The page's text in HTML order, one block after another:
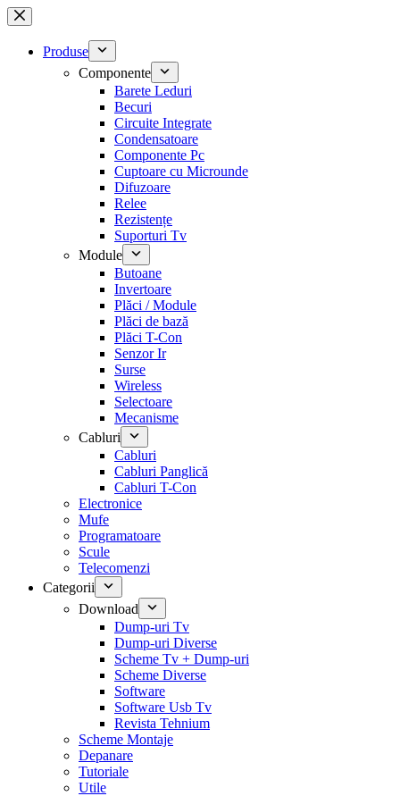
Sari
la
conținutProduse
Componente
Barete Leduri
Becuri
Circuite Integrate
Condensatoare
Componente Pc
Cuptoare cu Microunde
Difuzoare
Relee
Rezistențe
Suporturi Tv
Module
Butoane
Invertoare
Plăci / Module
Plăci de bază
Plăci T-Con
Senzor Ir
Surse
Wireless
Selectoare
Mecanisme
Cabluri
Cabluri
Cabluri Panglică
Cabluri T-Con
Electronice
Mufe
Programatoare
Scule
Telecomenzi
Categorii
Download
Dump-uri Tv
Dump-uri Diverse
Scheme Tv + Dump-uri
Scheme Diverse
Software
Software Usb Tv
Revista Tehnium
Scheme Montaje
Depanare
Tutoriale
Utile